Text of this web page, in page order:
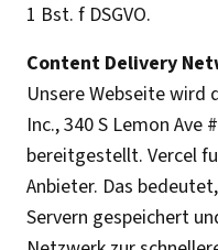
1 Bst. f DSGVO.
Content Delivery
Unsere Webseite wird
Inc., 340 S Lemon Ave
bereitgestellt. Vercel
Anbieter. Das
Servern gespeichert